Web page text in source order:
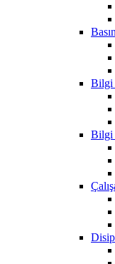
Bilgi
Bilgi